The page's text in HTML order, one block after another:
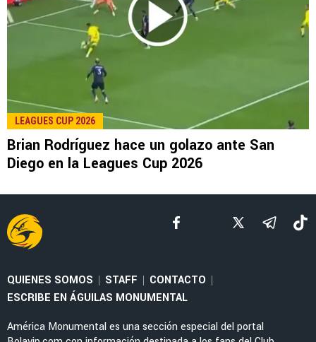
LEE TAMBIÉN
LEAGUES CUP 2026
Tabla: Así quedó América tras ganar a San
Diego FC en la Leagues Cup